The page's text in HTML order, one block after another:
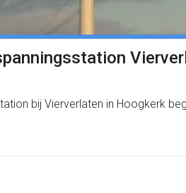
bij Vierverlaten in Hoogkerk